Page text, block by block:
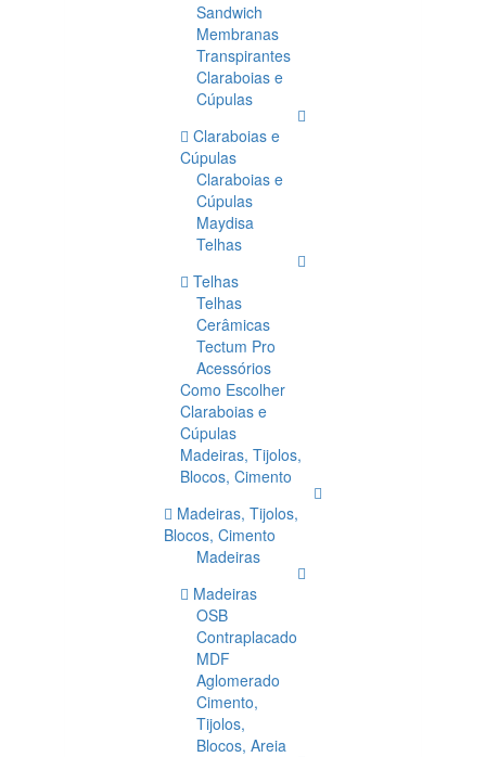
Sandwich
Membranas
Transpirantes
Claraboias e
Cúpulas
Claraboias e
Cúpulas
Claraboias e
Cúpulas
Maydisa
Telhas
Telhas
Telhas
Cerâmicas
Tectum Pro
Acessórios
Como Escolher
Claraboias e
Cúpulas
Madeiras, Tijolos,
Blocos, Cimento
Madeiras, Tijolos,
Blocos, Cimento
Madeiras
Madeiras
OSB
Contraplacado
MDF
Aglomerado
Cimento,
Tijolos,
Blocos, Areia